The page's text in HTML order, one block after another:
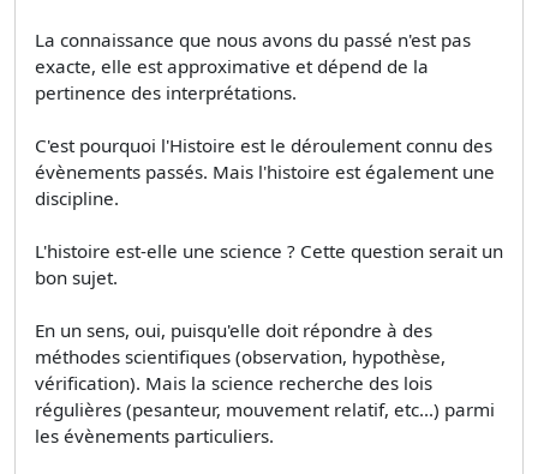
La connaissance que nous avons du passé n'est pas
exacte, elle est approximative et dépend de la
pertinence des interprétations.
C'est pourquoi l'Histoire est le déroulement connu des
évènements passés. Mais l'histoire est également une
discipline.
L'histoire est-elle une science ? Cette question serait un
bon sujet.
En un sens, oui, puisqu'elle doit répondre à des
méthodes scientifiques (observation, hypothèse,
vérification). Mais la science recherche des lois
régulières (pesanteur, mouvement relatif, etc...) parmi
les évènements particuliers.